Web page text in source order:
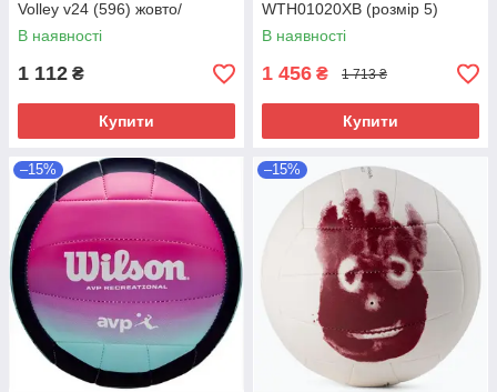
Volley v24 (596) жовто/
чорний, 5 (розмір 5)
В наявності
1 112 ₴
Купити
WTH01020XB (розмір 5)
В наявності
1 456 ₴ 1 713 ₴
Купити
–15% –15%